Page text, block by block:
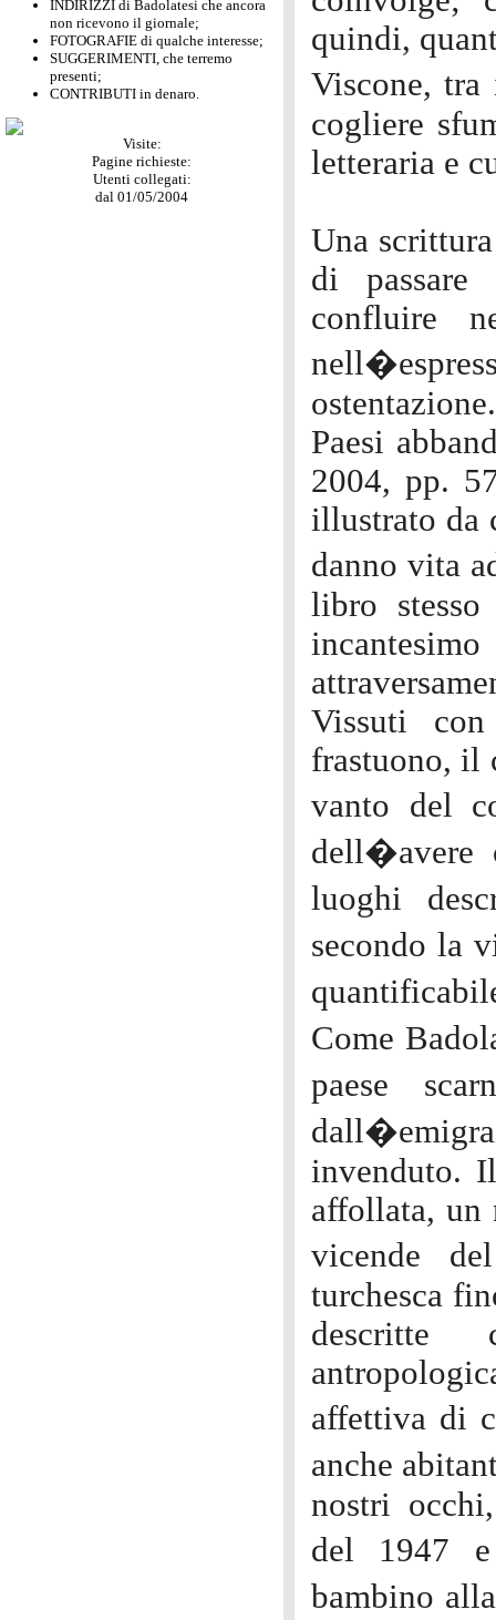
INDIRIZZI di Badolatesi che ancora
non ricevono il giornale;
FOTOGRAFIE di qualche interesse;
SUGGERIMENTI, che terremo
presenti;
CONTRIBUTI in denaro.
Visite:
Pagine richieste:
Utenti collegati:
dal 01/05/2004
quindi,
Viscone,
cogliere
letteraria e
Una
di passare
confluire
Paesi
2004, pp.
illustrato da
danno vita
libro
Vissuti
frastuono, il
vanto del
dell�avere
luoghi
secondo la
Come
paese
invenduto.
affollata, un
vicende
turchesca
descritte
affettiva di
anche
nostri
del 1947
bambino